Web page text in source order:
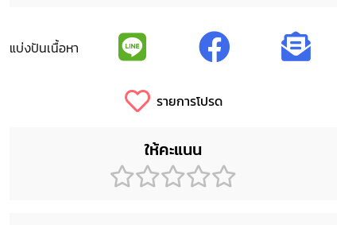
แบ่งปันเนื้อหา
รายการโปรด
ให้คะแนน